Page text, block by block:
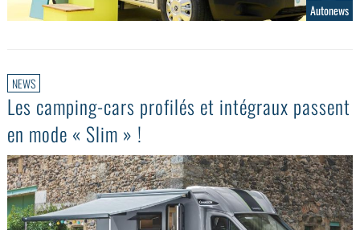
Autonews
NEWS
Les camping-cars profilés et intégraux passent
en mode « Slim » !